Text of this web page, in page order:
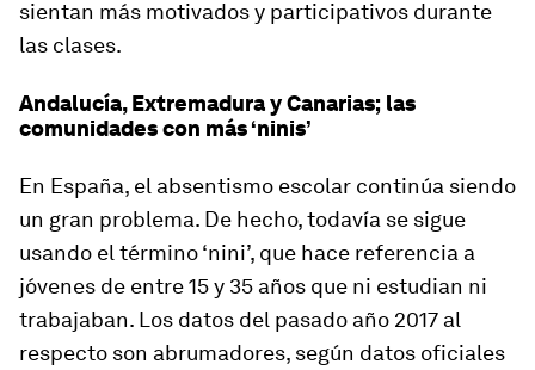
sientan más motivados y participativos durante
las clases.
Andalucía, Extremadura y Canarias; las
comunidades con más ‘ninis’
En España, el absentismo escolar continúa siendo
un gran problema. De hecho, todavía se sigue
usando el término ‘nini’, que hace referencia a
jóvenes de entre 15 y 35 años que ni estudian ni
trabajaban. Los datos del pasado año 2017 al
respecto son abrumadores, según datos oficiales